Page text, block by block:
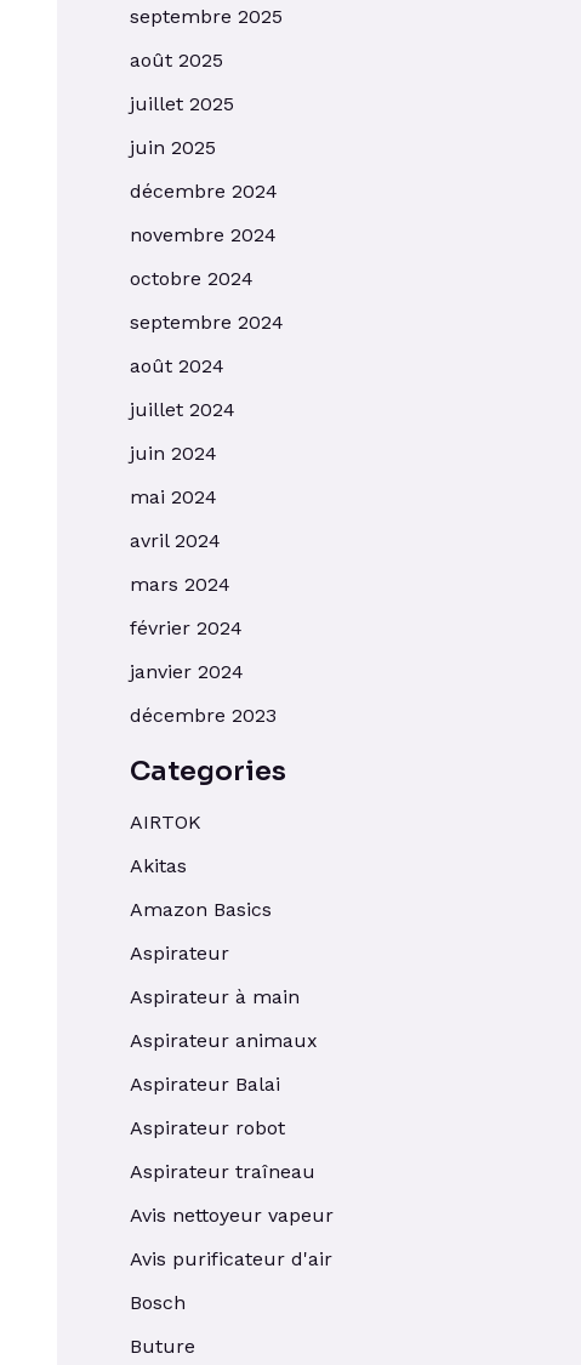
septembre 2025
août 2025
juillet 2025
juin 2025
décembre 2024
novembre 2024
octobre 2024
septembre 2024
août 2024
juillet 2024
juin 2024
mai 2024
avril 2024
mars 2024
février 2024
janvier 2024
décembre 2023
Categories
AIRTOK
Akitas
Amazon Basics
Aspirateur
Aspirateur à main
Aspirateur animaux
Aspirateur Balai
Aspirateur robot
Aspirateur traîneau
Avis nettoyeur vapeur
Avis purificateur d'air
Bosch
Buture